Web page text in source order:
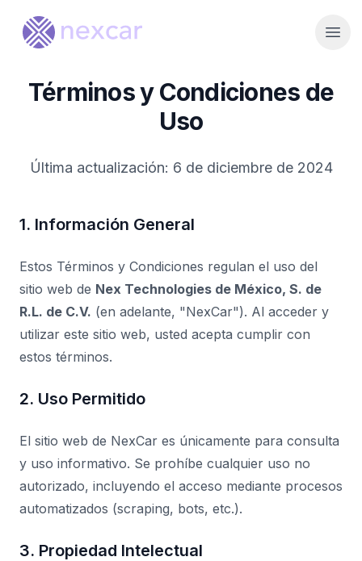
Términos y Condiciones de
Uso
Última actualización: 6 de diciembre de 2024
1. Información General
Estos Términos y Condiciones regulan el uso del
sitio web de Nex Technologies de México, S. de
R.L. de C.V. (en adelante, "NexCar"). Al acceder y
utilizar este sitio web, usted acepta cumplir con
estos términos.
2. Uso Permitido
El sitio web de NexCar es únicamente para consulta
y uso informativo. Se prohíbe cualquier uso no
autorizado, incluyendo el acceso mediante procesos
automatizados (scraping, bots, etc.).
3. Propiedad Intelectual